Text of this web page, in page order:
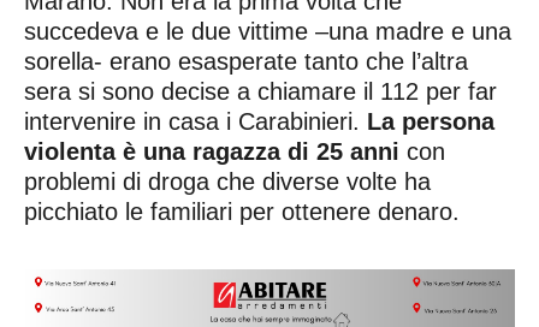
succedeva e le due vittime –una madre e una
sorella- erano esasperate tanto che l’altra
sera si sono decise a chiamare il 112 per far
intervenire in casa i Carabinieri. La persona
violenta è una ragazza di 25 anni con
problemi di droga che diverse volte ha
picchiato le familiari per ottenere denaro.